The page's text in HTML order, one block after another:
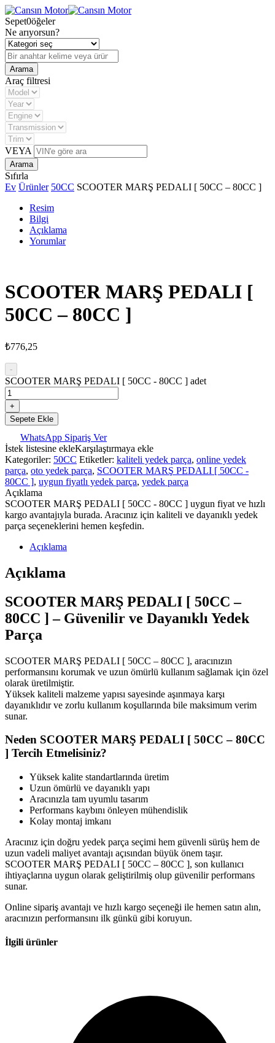
Sepet0öğeler
Ne arıyorsun?
Araç filtresi
VEYA
Sıfırla
Ev Ürünler 50CC SCOOTER MARŞ PEDALI [ 50CC – 80CC ]
Resim
Bilgi
Açıklama
Yorumlar
SCOOTER MARŞ PEDALI [
50CC – 80CC ]
₺776,25
-
SCOOTER MARŞ PEDALI [ 50CC - 80CC ] adet
+
Sepete Ekle
WhatsApp Sipariş Ver
İstek listesine ekleKarşılaştırmaya ekle
Kategoriler: 50CC Etiketler: kaliteli yedek parça, online yedek
parça, oto yedek parça, SCOOTER MARŞ PEDALI [ 50CC -
80CC ], uygun fiyatlı yedek parça, yedek parça
Açıklama
SCOOTER MARŞ PEDALI [ 50CC - 80CC ] uygun fiyat ve hızlı
kargo avantajıyla burada. Aracınız için kaliteli ve dayanıklı yedek
parça seçeneklerini hemen keşfedin.
Açıklama
Açıklama
SCOOTER MARŞ PEDALI [ 50CC –
80CC ] – Güvenilir ve Dayanıklı Yedek
Parça
SCOOTER MARŞ PEDALI [ 50CC – 80CC ], aracınızın
performansını korumak ve uzun ömürlü kullanım sağlamak için özel
olarak üretilmiştir.
Yüksek kaliteli malzeme yapısı sayesinde aşınmaya karşı
dayanıklıdır ve zorlu kullanım koşullarında bile maksimum verim
sunar.
Neden SCOOTER MARŞ PEDALI [ 50CC – 80CC
] Tercih Etmelisiniz?
Yüksek kalite standartlarında üretim
Uzun ömürlü ve dayanıklı yapı
Aracınızla tam uyumlu tasarım
Performans kaybını önleyen mühendislik
Kolay montaj imkanı
Aracınız için doğru yedek parça seçimi hem güvenli sürüş hem de
uzun vadeli maliyet avantajı açısından büyük önem taşır.
SCOOTER MARŞ PEDALI [ 50CC – 80CC ], son kullanıcı
ihtiyaçlarına uygun olarak geliştirilmiş olup güvenilir performans
sunar.
Online sipariş avantajı ve hızlı kargo seçeneği ile hemen satın alın,
aracınızın performansını ilk günkü gibi koruyun.
İlgili ürünler